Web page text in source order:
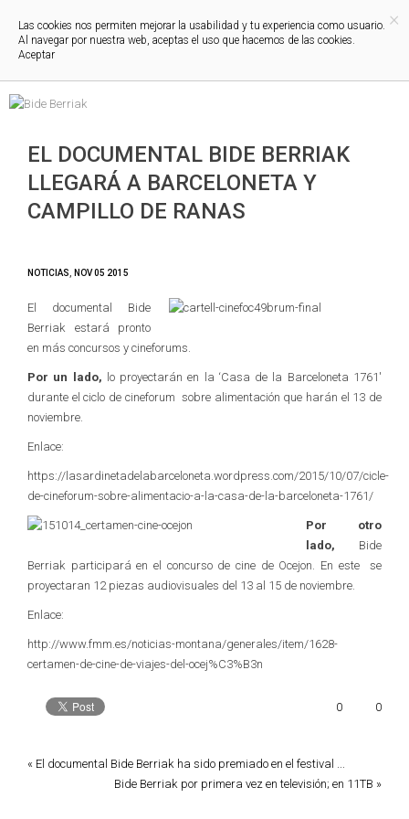
EL DOCUMENTAL BIDE BERRIAK
LLEGARÁ A BARCELONETA Y
CAMPILLO DE RANAS
NOTICIAS NOV05 2015
El documental Bide
Berriak estará pronto
en más concursos y cineforums.
Por un lado, lo proyectarán en la ‘Casa de la Barceloneta 1761′
durante el ciclo de cineforum sobre alimentación que harán el 13 de
noviembre.
Enlace:
https://lasardinetadelabarceloneta.wordpress.com/2015/10/07/cicle-
de-cineforum-sobre-alimentacio-a-la-casa-de-la-barceloneta-1761/
Por otro
lado, Bide
Berriak participará en el concurso de cine de Ocejon. En este se
proyectaran 12 piezas audiovisuales del 13 al 15 de noviembre.
Enlace:
http://www.fmm.es/noticias-montana/generales/item/1628-
certamen-de-cine-de-viajes-del-ocej%C3%B3n
0 0
« El documental Bide Berriak ha sido premiado en el festival ...
Bide Berriak por primera vez en televisión; en 11TB »
×
Las cookies nos permiten mejorar la usabilidad y tu experiencia como usuario.
Al navegar por nuestra web, aceptas el uso que hacemos de las cookies.
Aceptar